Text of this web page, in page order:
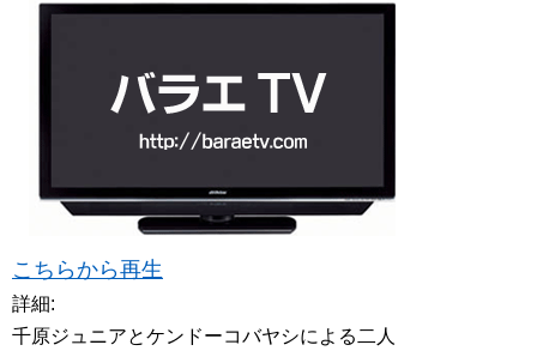
こちらから再生
詳細:
千原ジュニアとケンドーコバヤシによる二人